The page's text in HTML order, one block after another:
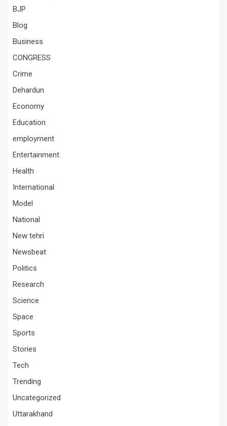
BJP
Blog
Business
CONGRESS
Crime
Dehardun
Economy
Education
employment
Entertainment
Health
International
Model
National
New tehri
Newsbeat
Politics
Research
Science
Space
Sports
Stories
Tech
Trending
Uncategorized
Uttarakhand